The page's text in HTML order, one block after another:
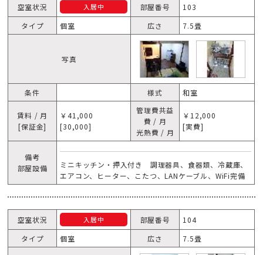
空室状況 入居中 部屋番号
103
タイプ
個室 広さ 7.5畳
写真
条件 様式 和室
賃料 / 月
[保証金]
￥41,000
[30,000]
管理費共益
費 / 月
光熱費 / 月
￥12,000
[実費]
備考
部屋設備
ミニキッチン・押入付き 調理器具、食器類、冷蔵庫、
エアコン、ヒーター、こたつ、LANケーブル、WiFi完備
空室状況 入居中 部屋番号
104
タイプ
個室 広さ 7.5畳